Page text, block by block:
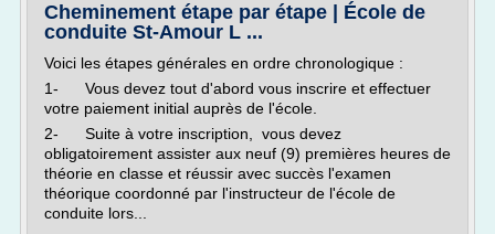
Cheminement étape par étape | École de
conduite St-Amour L ...
Voici les étapes générales en ordre chronologique :
1- Vous devez tout d'abord vous inscrire et effectuer
votre paiement initial auprès de l'école.
2- Suite à votre inscription, vous devez
obligatoirement assister aux neuf (9) premières heures de
théorie en classe et réussir avec succès l'examen
théorique coordonné par l'instructeur de l'école de
conduite lors...